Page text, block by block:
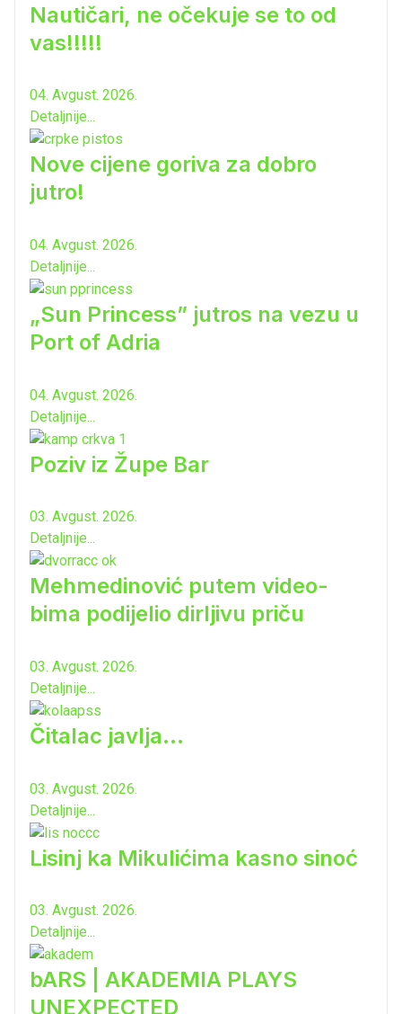
Nautičari, ne očekuje se to od
vas!!!!!
04. Avgust. 2026.
Detaljnije...
Nove cijene goriva za dobro
jutro!
04. Avgust. 2026.
Detaljnije...
„Sun Princess” jutros na vezu u
Port of Adria
04. Avgust. 2026.
Detaljnije...
Poziv iz Župe Bar
03. Avgust. 2026.
Detaljnije...
Mehmedinović putem video-
bima podijelio dirljivu priču
03. Avgust. 2026.
Detaljnije...
Čitalac javlja...
03. Avgust. 2026.
Detaljnije...
Lisinj ka Mikulićima kasno sinoć
03. Avgust. 2026.
Detaljnije...
bARS | AKADEMIA PLAYS
UNEXPECTED